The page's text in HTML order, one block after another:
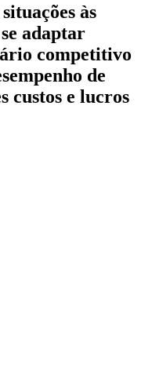
às
adaptar
competitivo
de
custos e lucros